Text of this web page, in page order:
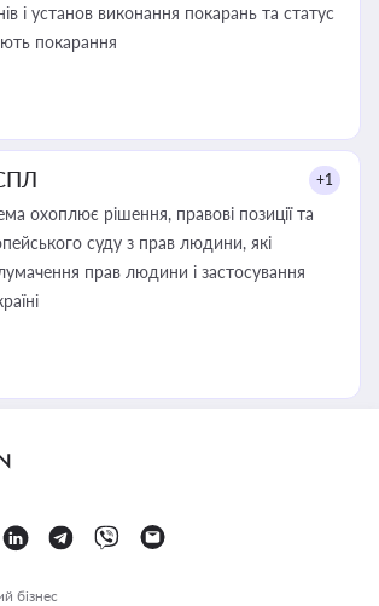
і установ виконання покарань та статус
покарання
+1
охоплює рішення, правові позиції та
суду з прав людини, які
прав людини і застосування
бізнес